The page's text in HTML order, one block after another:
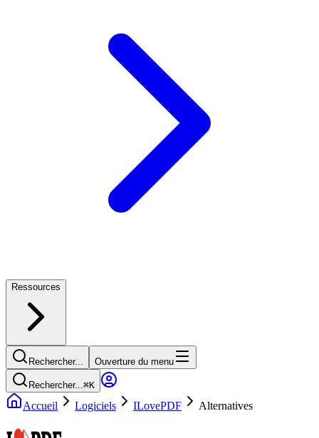
Ressources
Rechercher... Ouverture du menu
Rechercher...⌘K
Accueil Logiciels ILovePDF Alternatives